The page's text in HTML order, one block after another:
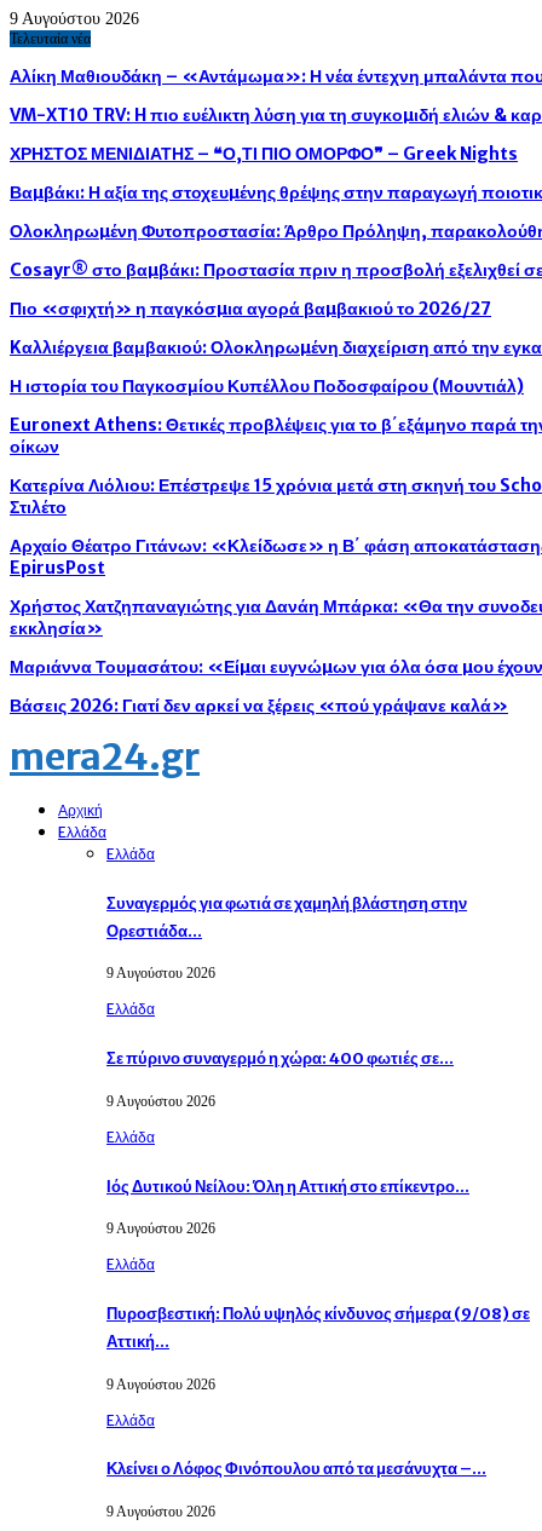
9 Αυγούστου 2026
Τελευταία νέα
Αλίκη Μαθιουδάκη – «Αντάμωμα»: Η νέα έντεχνη μπαλάντα
VM-XT10 TRV: H πιο ευέλικτη λύση για τη συγκοµιδή ελιών &
ΧΡΗΣΤΟΣ ΜΕΝΙΔΙΑΤΗΣ – ❝Ο,ΤΙ ΠΙΟ ΟΜΟΡΦΟ❞ – Greek Nights
Βαµβάκι: Η αξία της στοχευµένης θρέψης στην παραγωγή
Ολοκληρωµένη Φυτοπροστασία: Άρθρο Πρόληψη,
Cosayr® στο βαµβάκι: Προστασία πριν η προσβολή εξελιχθεί
Πιο «σφιχτή» η παγκόσµια αγορά βαµβακιού το 2026/27
Kαλλιέργεια βαμβακιού: Ολοκληρωµένη διαχείριση από την
Η ιστορία του Παγκοσμίου Κυπέλλου Ποδοσφαίρου (Μουντιάλ)
Euronext Athens: Θετικές προβλέψεις για το β΄εξάμηνο παρά
οίκων
Κατερίνα Λιόλιου: Επέστρεψε 15 χρόνια μετά στη σκηνή του
Στιλέτο
Αρχαίο Θέατρο Γιτάνων: «Κλείδωσε» η Β΄ φάση
EpirusPost
Χρήστος Χατζηπαναγιώτης για Δανάη Μπάρκα: «Θα την
εκκλησία»
Μαριάννα Τουμασάτου: «Είµαι ευγνώµων για όλα όσα µου
Βάσεις 2026: Γιατί δεν αρκεί να ξέρεις «πού γράψανε καλά»
mera24.gr
Αρχική
Eλλάδα
Eλλάδα
Συναγερμός για φωτιά σε χαμηλή βλάστηση στην
Ορεστιάδα…
9 Αυγούστου 2026
Eλλάδα
Σε πύρινο συναγερμό η χώρα: 400 φωτιές σε…
9 Αυγούστου 2026
Eλλάδα
Ιός Δυτικού Νείλου: Όλη η Αττική στο επίκεντρο…
9 Αυγούστου 2026
Eλλάδα
Πυροσβεστική: Πολύ υψηλός κίνδυνος σήμερα (9/08) σε
Αττική…
9 Αυγούστου 2026
Eλλάδα
Κλείνει ο Λόφος Φινόπουλου από τα μεσάνυχτα –…
9 Αυγούστου 2026